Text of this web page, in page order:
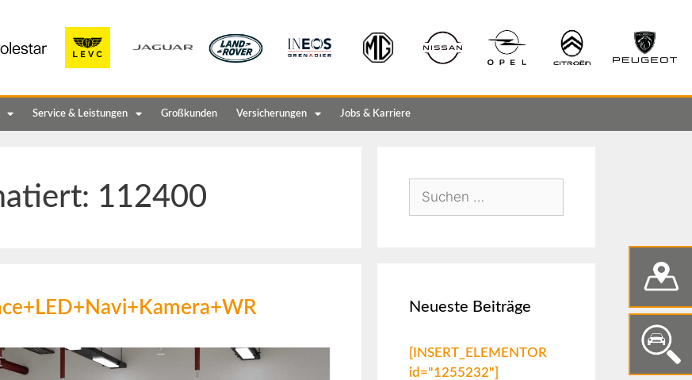
Service & Leistungen Großkunden Versicherungen Jobs & Karriere
112400
Neueste Beiträge
[INSERT_ELEMENTOR
id="1255232"]